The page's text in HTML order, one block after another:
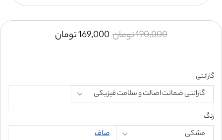
190,000تومان 169,000تومان
گارانتی
رنگ
صاف